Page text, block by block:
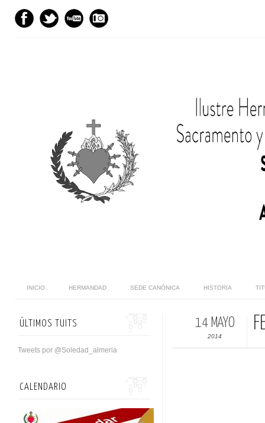
INICIO HERMANDAD SEDE CANÓNICA HISTORIA
14 MAYO
2014
ÚLTIMOS TUITS
Tweets por @Soledad_almeria
CALENDARIO